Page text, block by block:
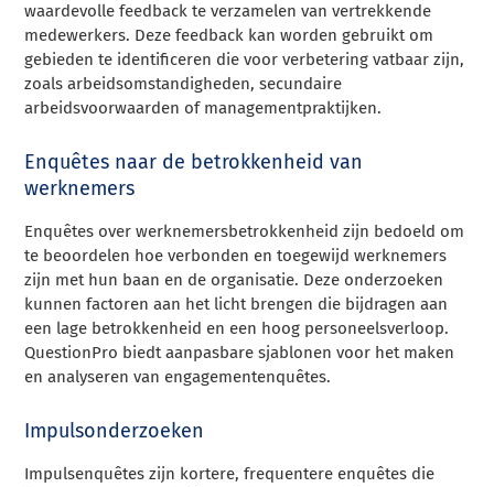
waardevolle feedback te verzamelen van vertrekkende
medewerkers. Deze feedback kan worden gebruikt om
gebieden te identificeren die voor verbetering vatbaar zijn,
zoals arbeidsomstandigheden, secundaire
arbeidsvoorwaarden of managementpraktijken.
Enquêtes naar de betrokkenheid van
werknemers
Enquêtes over werknemersbetrokkenheid zijn bedoeld om
te beoordelen hoe verbonden en toegewijd werknemers
zijn met hun baan en de organisatie. Deze onderzoeken
kunnen factoren aan het licht brengen die bijdragen aan
een lage betrokkenheid en een hoog personeelsverloop.
QuestionPro biedt aanpasbare sjablonen voor het maken
en analyseren van engagementenquêtes.
Impulsonderzoeken
Impulsenquêtes zijn kortere, frequentere enquêtes die